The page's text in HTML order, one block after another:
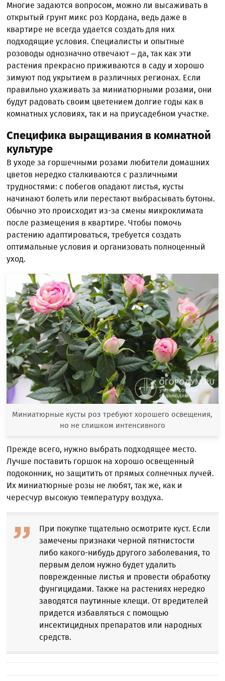
Многие задаются вопросом, можно ли высаживать в
открытый грунт микс роз Кордана, ведь даже в
квартире не всегда удается создать для них
подходящие условия. Специалисты и опытные
розоводы однозначно отвечают – да, так как эти
растения прекрасно приживаются в саду и хорошо
зимуют под укрытием в различных регионах. Если
правильно ухаживать за миниатюрными розами, они
будут радовать своим цветением долгие годы как в
комнатных условиях, так и на приусадебном участке.
Специфика выращивания в комнатной
культуре
В уходе за горшечными розами любители домашних
цветов нередко сталкиваются с различными
трудностями: с побегов опадают листья, кусты
начинают болеть или перестают выбрасывать бутоны.
Обычно это происходит из-за смены микроклимата
после размещения в квартире. Чтобы помочь
растению адаптироваться, требуется создать
оптимальные условия и организовать полноценный
уход.
Миниатюрные кусты роз требуют хорошего освещения,
но не слишком интенсивного
Прежде всего, нужно выбрать подходящее место.
Лучше поставить горшок на хорошо освещенный
подоконник, но защитить от прямых солнечных лучей.
Их миниатюрные розы не любят, так же, как и
чересчур высокую температуру воздуха.
При покупке тщательно осмотрите куст. Если
замечены признаки черной пятнистости
либо какого-нибудь другого заболевания, то
первым делом нужно будет удалить
поврежденные листья и провести обработку
фунгицидами. Также на растениях нередко
заводятся паутинные клещи. От вредителей
придется избавляться с помощью
инсектицидных препаратов или народных
средств.